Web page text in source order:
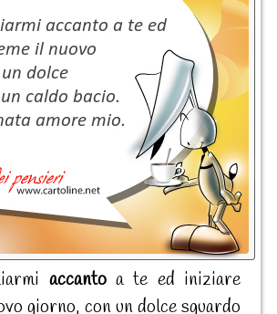
accantoa te ed iniziare
giorno, con un dolce sguardo